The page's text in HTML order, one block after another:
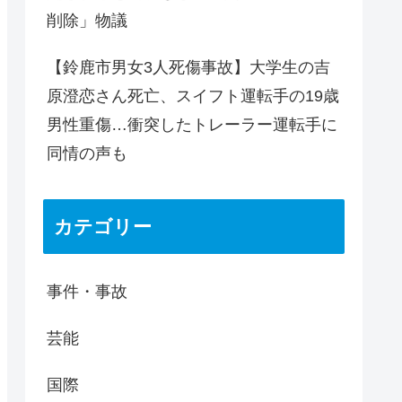
削除」物議
【鈴鹿市男女3人死傷事故】大学生の吉
原澄恋さん死亡、スイフト運転手の19歳
男性重傷…衝突したトレーラー運転手に
同情の声も
カテゴリー
事件・事故
芸能
国際